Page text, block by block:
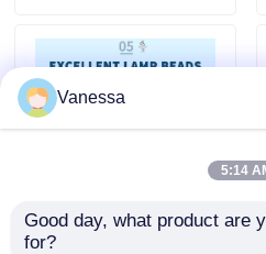
뉴스
경우
모듈 무균실
50Hz 60Hz 주도하는
Vanessa
5:14
Good day, what product are
for?